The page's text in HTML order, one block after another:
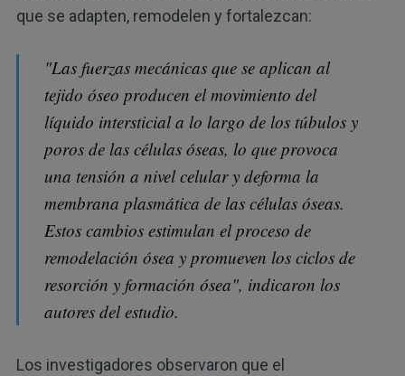
que se adapten, remodelen y fortalezcan:
"Las fuerzas mecánicas que se aplican al
tejido óseo producen el movimiento del
líquido intersticial a lo largo de los túbulos y
poros de las células óseas, lo que provoca
una tensión a nivel celular y deforma la
membrana plasmática de las células óseas.
Estos cambios estimulan el proceso de
remodelación ósea y promueven los ciclos de
resorción y formación ósea", indicaron los
autores del estudio.
Los investigadores observaron que el